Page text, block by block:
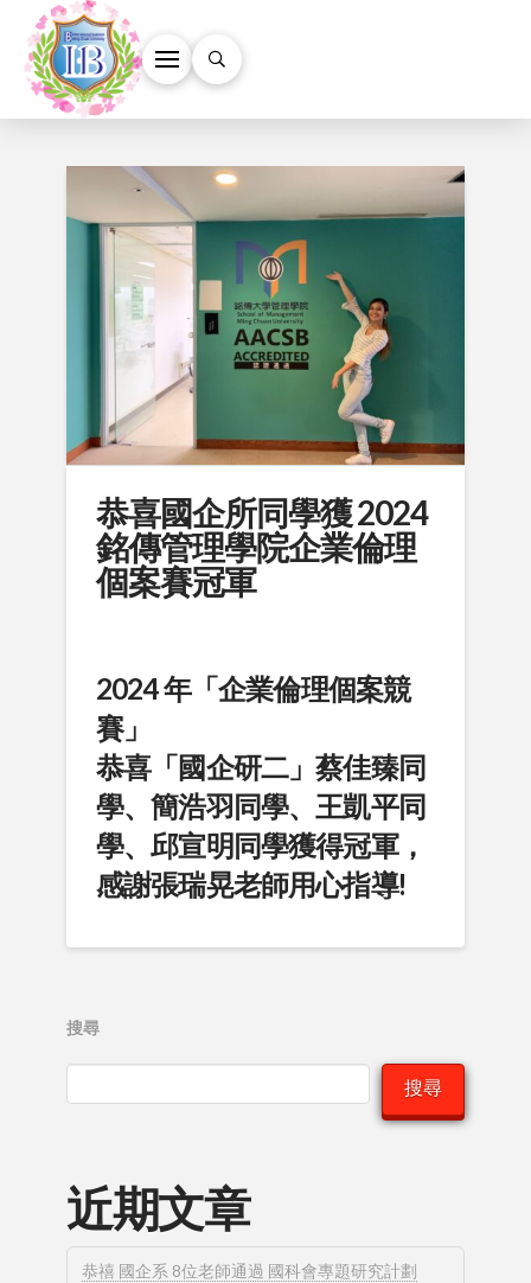
恭喜國企所同學獲 2024
銘傳管理學院企業倫理
個案賽冠軍
2024 年「企業倫理個案競
賽」
恭喜「國企研二」蔡佳臻同
學、簡浩羽同學、王凱平同
學、邱宣明同學獲得冠軍，
感謝張瑞晃老師用心指導!
搜尋
搜尋
近期文章
恭禧 國企系 8位老師通過 國科會專題研究計劃